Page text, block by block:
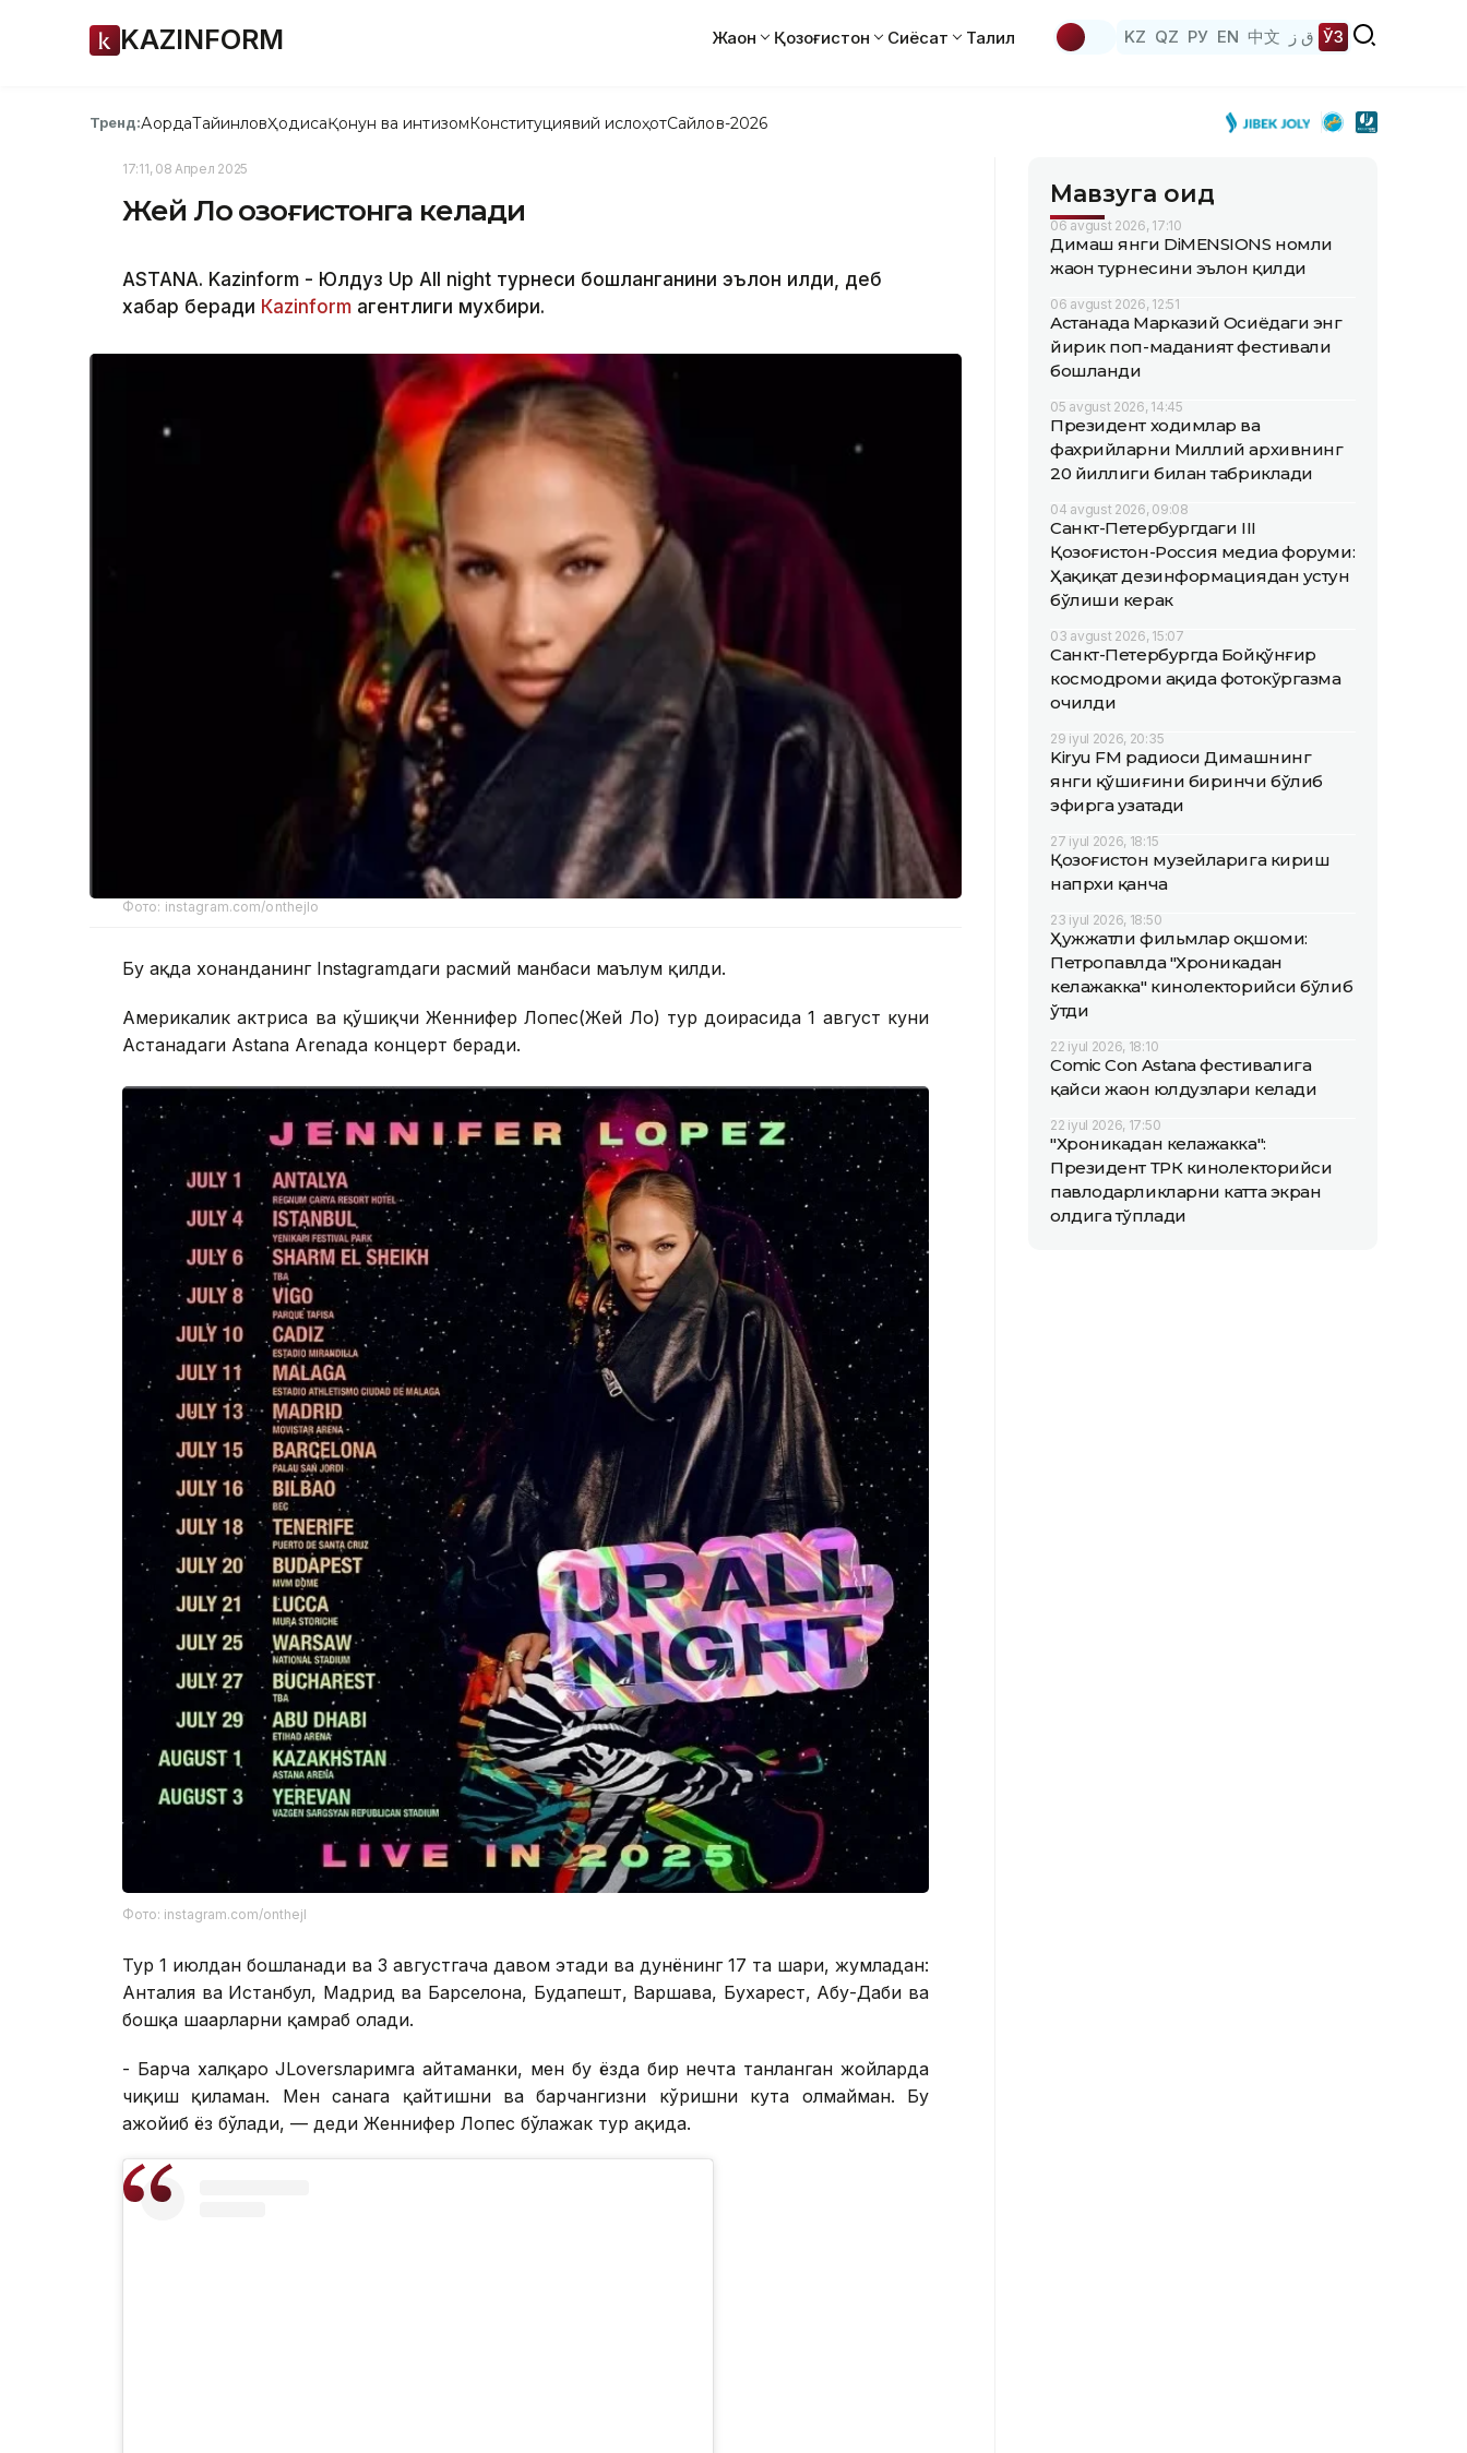
KAZINFORM Жаҳон Қозоғистон Сиёсат Таҳлил KZ QZ РУ EN 中文 ق ز ЎЗ
Тренд:АқордаТайинловҲодисаҚонун ва интизомКонституциявий ислоҳотСайлов-2026
17:11, 08 Апрел 2025
Жей Ло Қозоғистонга келади
ASTANA. Kazinform - Юлдуз Up All night турнеси бошланганини эълон қилди, деб
хабар беради Каzinform агентлиги мухбири.
Фото: instagram.com/onthejlo
Бу ҳақда хонанданинг Instagramдаги расмий манбаси маълум қилди.
Америкалик актриса ва қўшиқчи Женнифер Лопес(Жей Ло) тур доирасида 1 август куни
Астанадаги Astana Arenaда концерт беради.
Фото: instagram.com/onthejl
Тур 1 июлдан бошланади ва 3 августгача давом этади ва дунёнинг 17 та шаҳри, жумладан:
Анталия ва Истанбул, Мадрид ва Барселона, ​​Будапешт, Варшава, Бухарест, Абу-Даби ва
бошқа шаҳарларни қамраб олади.
- Барча халқаро JLoversларимга айтаманки, мен бу ёзда бир нечта танланган жойларда
чиқиш қиламан. Мен саҳнага қайтишни ва барчангизни кўришни кута олмайман. Бу
ажойиб ёз бўлади, — деди Женнифер Лопес бўлажак тур ҳақида.
Мавзуга оид
06 avgust 2026, 17:10
Димаш янги DiMENSIONS номли
жаҳон турнесини эълон қилди
06 avgust 2026, 12:51
Астанада Марказий Осиёдаги энг
йирик поп-маданият фестивали
бошланди
05 avgust 2026, 14:45
Президент ходимлар ва
фахрийларни Миллий архивнинг
20 йиллиги билан табриклади
04 avgust 2026, 09:08
Санкт-Петербургдаги III
Қозоғистон-Россия медиа форуми:
Ҳақиқат дезинформациядан устун
бўлиши керак
03 avgust 2026, 15:07
Санкт-Петербургда Бойқўнғир
космодроми ҳақида фотокўргазма
очилди
29 iyul 2026, 20:35
Kiryu FM радиоси Димашнинг
янги қўшиғини биринчи бўлиб
эфирга узатади
27 iyul 2026, 18:15
Қозоғистон музейларига кириш
напрхи қанча
23 iyul 2026, 18:50
Ҳужжатли фильмлар оқшоми:
Петропавлда "Хроникадан
келажакка" кинолекторийси бўлиб
ўтди
22 iyul 2026, 18:10
Comic Con Astana фестивалига
қайси жаҳон юлдузлари келади
22 iyul 2026, 17:50
"Хроникадан келажакка":
Президент ТРК кинолекторийси
павлодарликларни катта экран
олдига тўплади